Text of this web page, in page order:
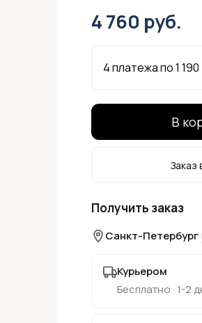
4 760 руб.
4 платежа по1 190
В
Заказ
Получить заказ
Санкт-Петербург
Курьером
Бесплатно · 1-2